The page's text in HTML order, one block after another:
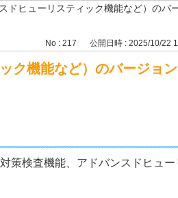
ドヒューリスティック機能など）のバ
No : 217 公開日時 : 2025/10/22
ク機能など）のバージョ
策検査機能、アドバンスドヒュー